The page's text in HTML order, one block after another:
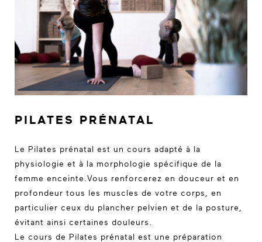
PILATES PRÉNATAL
Le Pilates prénatal est un cours adapté à la
physiologie et à la morphologie spécifique de la
femme enceinte.Vous renforcerez en douceur et en
profondeur tous les muscles de votre corps, en
particulier ceux du plancher pelvien et de la posture,
évitant ainsi certaines douleurs.
Le cours de Pilates prénatal est une préparation